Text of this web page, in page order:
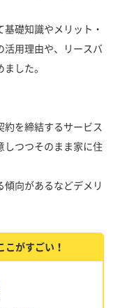
礎知識やメリット・
活用理由や、リースバ
した。
約を締結するサービス
しつつそのまま家に住
傾向があるなどデメリ
がすごい！